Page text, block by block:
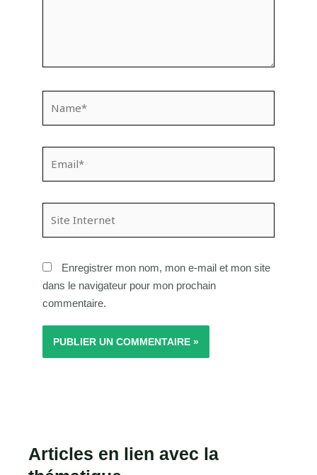
Enregistrer mon nom, mon e-mail et mon site
dans le navigateur pour mon prochain
commentaire.
Articles en lien avec la